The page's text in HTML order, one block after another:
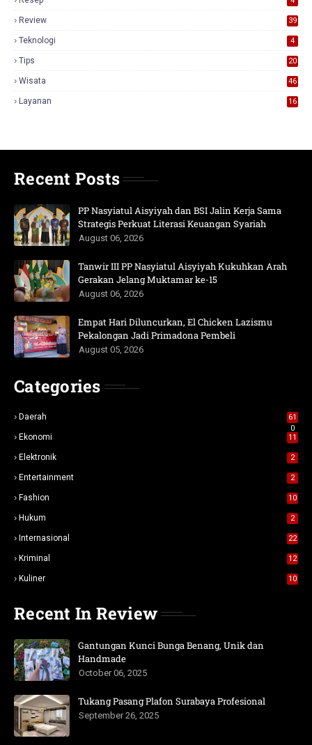
Review
39
Teknologi 4
Tips 20
Wisata 46
Layanan 16
Recent Posts
PP Nasyiatul Aisyiyah dan BSI Jalin Kerja Sama
Strategis Perkuat Literasi Keuangan Syariah
August 06, 2026
Tanwir III PP Nasyiatul Aisyiyah Kukuhkan Arah
Gerakan Jelang Muktamar ke-15
August 06, 2026
Empat Hari Diluncurkan, El Chicken Lazismu
Pekalongan Jadi Primadona Pembeli
August 05, 2026
Categories
Daerah
61
0
Ekonomi 11
Elektronik 2
Entertainment 2
Fashion 10
Hukum 2
Internasional 22
Kriminal 12
Kuliner 10
Recent In Review
Gantungan Kunci Bunga Benang, Unik dan
Handmade
October 06, 2025
Tukang Pasang Plafon Surabaya Profesional
September 26, 2025